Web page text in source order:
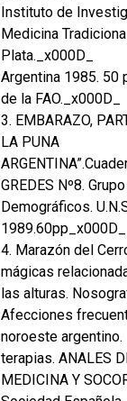
Instituto de
Medicina
Plata._x000D_
Argentina 1985. 50
de la FAO._x000D_
3. EMBARAZO,
LA PUNA
GREDES Nº8.
Demográficos.
1989.60pp_x000D_
4. Marazón del
mágicas
las alturas.
Afecciones
noroeste
terapias. ANALES
MEDICINA Y